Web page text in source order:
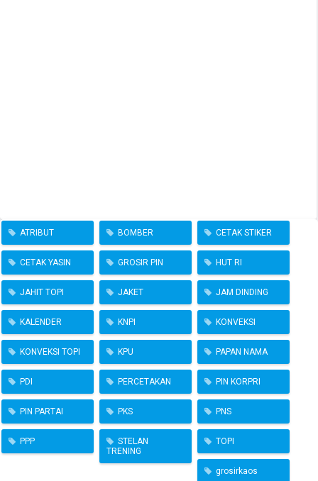
ATRIBUT BOMBER CETAK STIKER
CETAK YASIN GROSIR PIN HUT RI
JAHIT TOPI JAKET JAM DINDING
KALENDER KNPI KONVEKSI
KONVEKSI TOPI KPU PAPAN NAMA
PDI PERCETAKAN PIN KORPRI
PIN PARTAI PKS PNS
PPP
STELAN
TRENING
TOPI
grosirkaos